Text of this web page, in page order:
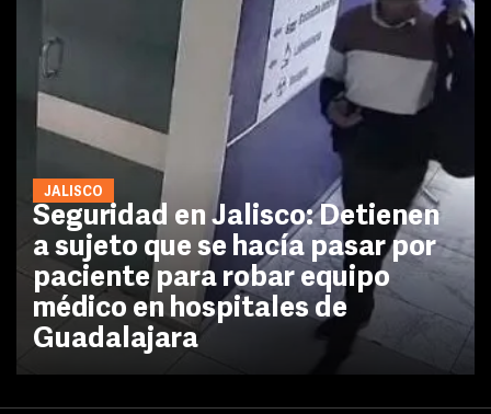
JALISCO
Seguridad en Jalisco: Detienen
a sujeto que se hacía pasar por
paciente para robar equipo
médico en hospitales de
Guadalajara